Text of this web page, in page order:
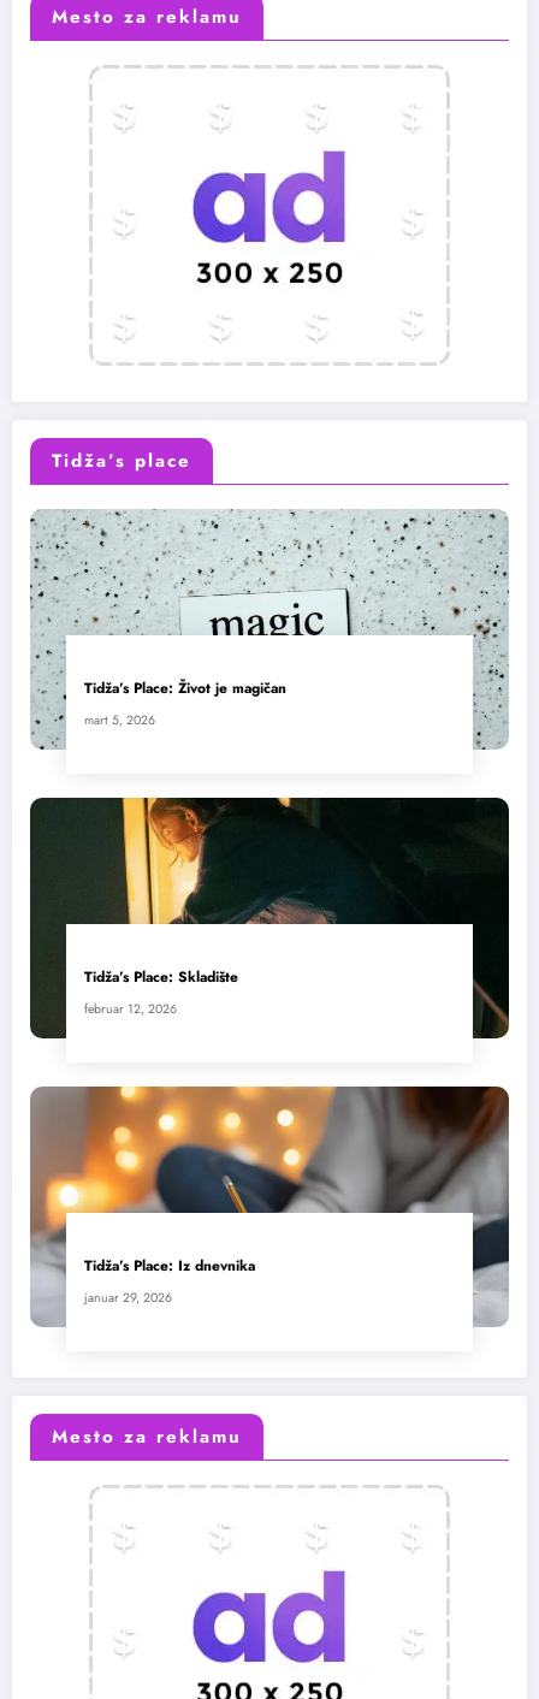
Mesto za reklamu
Tidža’s place
Tidža’s Place: Život je magičan
mart 5, 2026
Tidža’s Place: Skladište
februar 12, 2026
Tidža’s Place: Iz dnevnika
januar 29, 2026
Mesto za reklamu